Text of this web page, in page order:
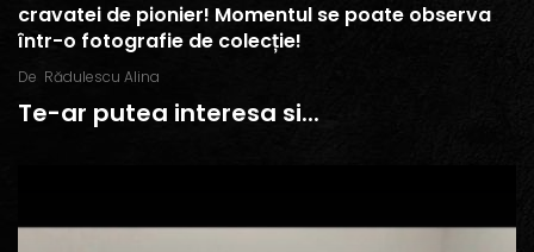
cravatei de pionier! Momentul se poate observa
într-o fotografie de colecție!
De Rădulescu Alina
Te-ar putea interesa si...